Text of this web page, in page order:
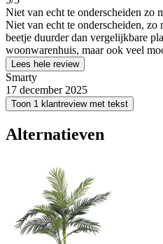
Niet van echt te onderscheiden zo
Niet van echt te onderscheiden, zo
beetje duurder dan vergelijkbare
woonwarenhuis, maar ook veel
Lees hele review
Smarty
17 december 2025
Toon 1 klantreview met tekst
Alternatieven